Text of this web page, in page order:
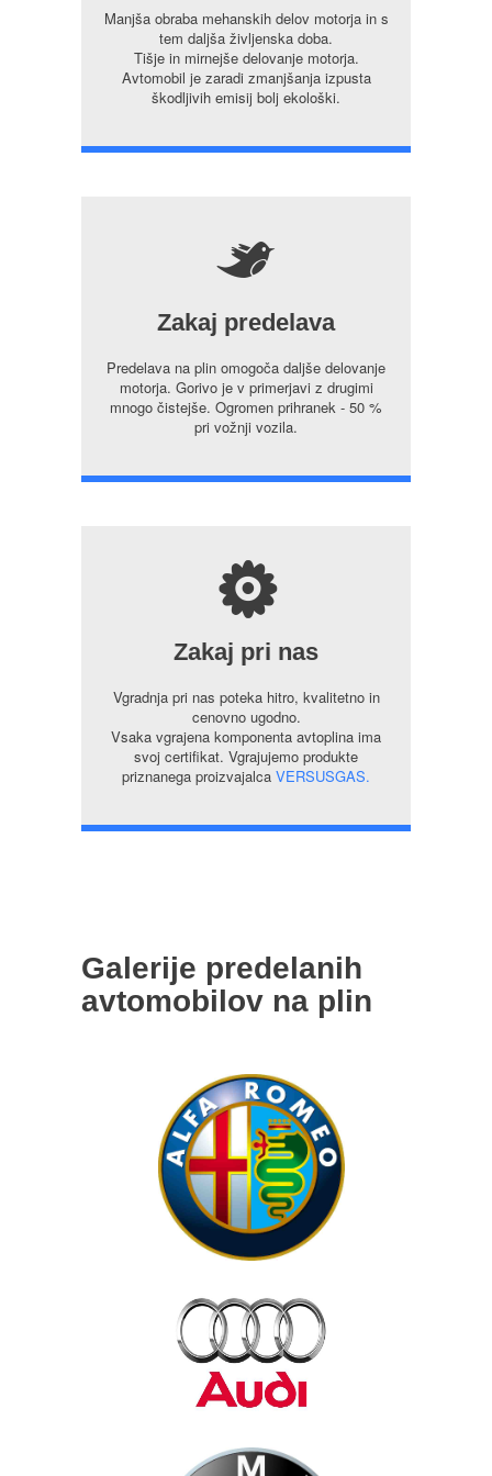
Manjša obraba mehanskih delov motorja in s
tem daljša življenska doba.
Tišje in mirnejše delovanje motorja.
Avtomobil je zaradi zmanjšanja izpusta
škodljivih emisij bolj ekološki.
5
Zakaj predelava
Predelava na plin omogoča daljše delovanje
motorja. Gorivo je v primerjavi z drugimi
mnogo čistejše. Ogromen prihranek - 50 %
pri vožnji vozila.
s
Zakaj pri nas
Vgradnja pri nas poteka hitro, kvalitetno in
cenovno ugodno.
Vsaka vgrajena komponenta avtoplina ima
svoj certifikat. Vgrajujemo produkte
priznanega proizvajalca VERSUSGAS.
Galerije predelanih
avtomobilov na plin